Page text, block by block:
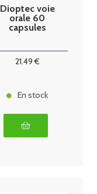
Dioptec voie
orale 60
capsules
21.49€
En stock